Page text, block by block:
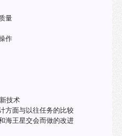
量
作
技术
方面与以往任务的比较
海王星交会而做的改进